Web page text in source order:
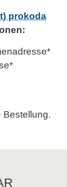
prokoda
Bestellung.